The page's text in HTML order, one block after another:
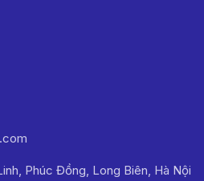
Phúc Đồng, Long Biên, Hà Nội